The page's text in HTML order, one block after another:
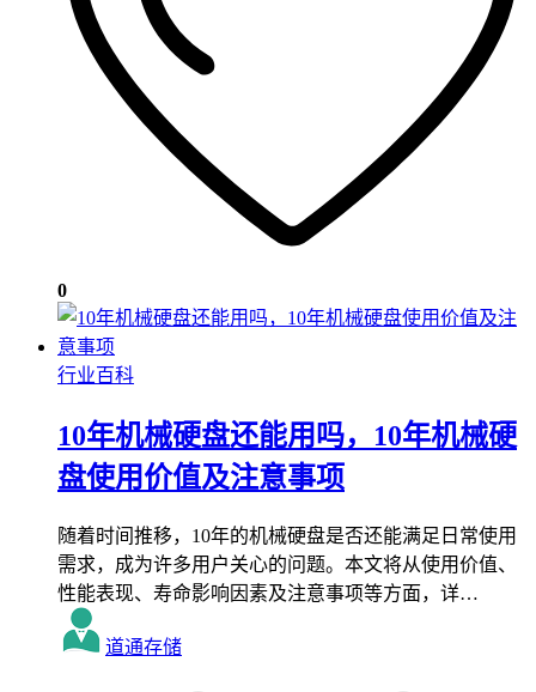
0
行业百科
10年机械硬盘还能用吗，10年机械硬
盘使用价值及注意事项
随着时间推移，10年的机械硬盘是否还能满足日常使用
需求，成为许多用户关心的问题。本文将从使用价值、
性能表现、寿命影响因素及注意事项等方面，详…
道通存储